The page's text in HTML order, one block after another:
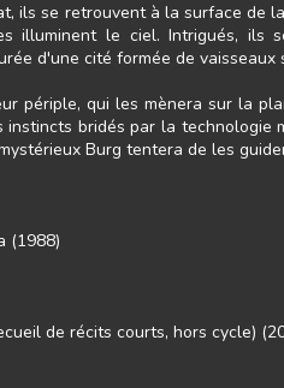
ils se retrouvent à la surface de
illuminent le ciel. Intrigués,
d'une cité formée de vaisseaux
périple, qui les mènera sur la
bridés par la technologie
Burg tentera de les
(1988)
de récits courts, hors cycle)